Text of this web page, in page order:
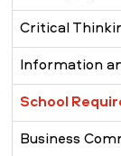
Critical
Information
School
Business